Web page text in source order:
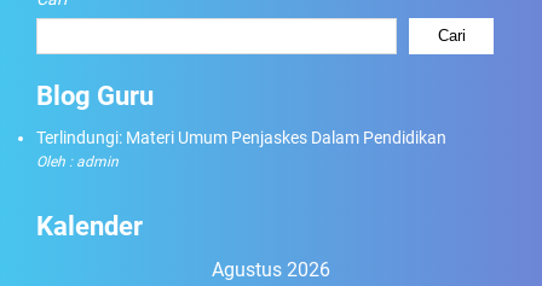
Cari
Blog Guru
Terlindungi: Materi Umum Penjaskes Dalam Pendidikan
Oleh : admin
Kalender
Agustus 2026